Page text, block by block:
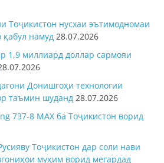
Тоҷикистон нусхаи эътимодномаи
намуд 28.07.2026
1,9 миллиард доллар сармояи
Донишгоҳи технологии
таъмин шуданд 28.07.2026
737-8 MAX ба Тоҷикистон ворид
Тоҷикистон дар соли нави
муҳим ворид мегардад